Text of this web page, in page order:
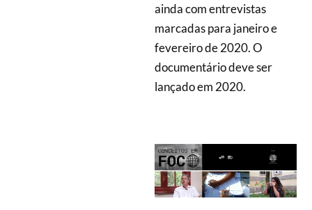
ainda com entrevistas
marcadas para janeiro e
fevereiro de 2020. O
documentário deve ser
lançado em 2020.